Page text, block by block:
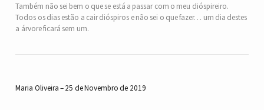
Também não sei bem o que se está a passar com o meu dióspireiro.
Todos os dias estão a cair dióspiros e não sei o que fazer… um dia destes
a árvore ficará sem um.
Maria Oliveira 25 de Novembro de 2019